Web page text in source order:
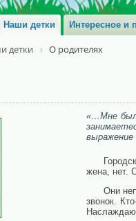
Наши детки Интересное и
детки О родителях
«…Мне
выражение
жена, нет.
Они
звонок.